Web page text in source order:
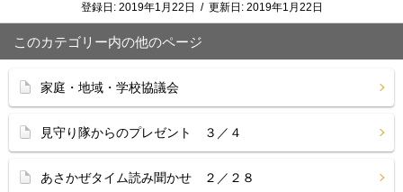
登録日: 2019年1月22日 / 更新日: 2019年1月22日
このカテゴリー内の他のページ
家庭・地域・学校協議会
見守り隊からのプレゼント ３／４
あさかぜタイム読み聞かせ ２／２８